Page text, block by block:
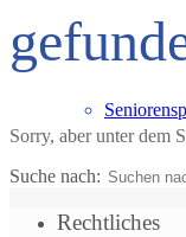
Sorry, aber unter dem
Suche nach:
Rechtliches